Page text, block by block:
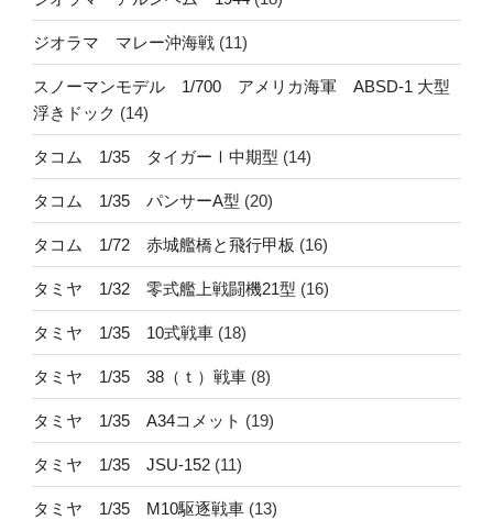
ジオラマ マレー沖海戦 (11)
スノーマンモデル 1/700 アメリカ海軍 ABSD-1 大型
浮きドック (14)
タコム 1/35 タイガーⅠ中期型 (14)
タコム 1/35 パンサーA型 (20)
タコム 1/72 赤城艦橋と飛行甲板 (16)
タミヤ 1/32 零式艦上戦闘機21型 (16)
タミヤ 1/35 10式戦車 (18)
タミヤ 1/35 38（ｔ）戦車 (8)
タミヤ 1/35 A34コメット (19)
タミヤ 1/35 JSU-152 (11)
タミヤ 1/35 M10駆逐戦車 (13)